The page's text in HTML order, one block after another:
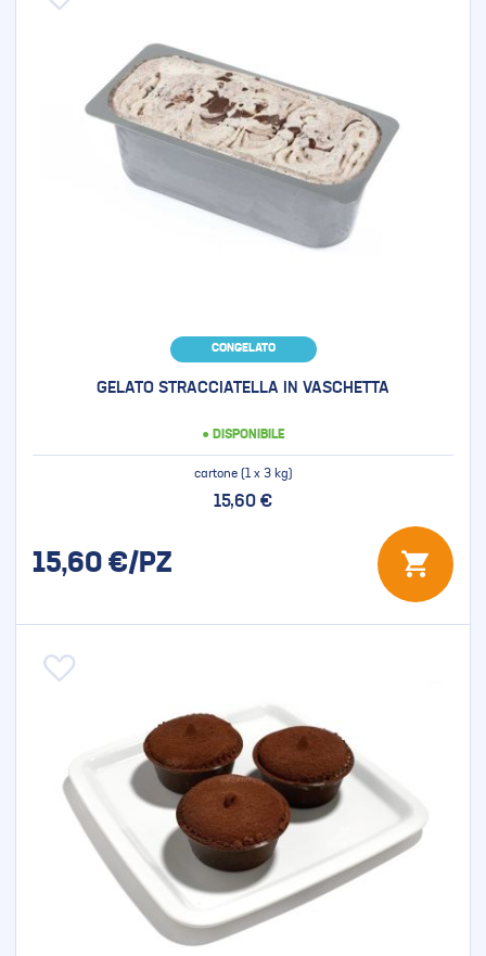
CONGELATO
GELATO STRACCIATELLA IN VASCHETTA
● DISPONIBILE
cartone (1 x 3 kg)
15,60 €
15,60 €/PZ